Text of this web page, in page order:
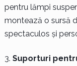
pentru lămpi
montează o sursă
spectaculos și
Suporturi